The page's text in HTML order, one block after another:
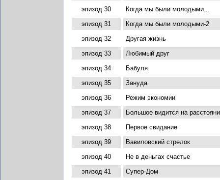
эпизод 30
Когда мы были молодыми...
эпизод 31
Когда мы были молодыми-2
эпизод 32
Другая жизнь
эпизод 33
Любимый друг
эпизод 34
Бабуля
эпизод 35
Зануда
эпизод 36
Режим экономии
эпизод 37
Большое видится на
эпизод 38
Первое свидание
эпизод 39
Вавиловский стрелок
эпизод 40
Не в деньгах счастье
эпизод 41
Супер-Дом